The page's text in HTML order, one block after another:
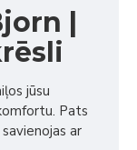
|
jūsu
Pats
ar